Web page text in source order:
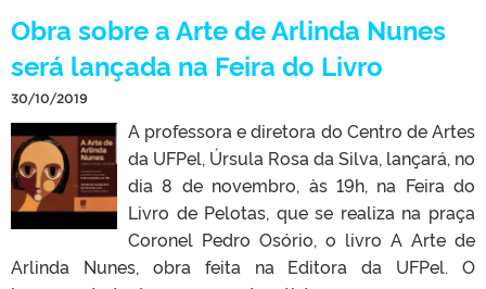
Obra sobre a Arte de Arlinda Nunes
será lançada na Feira do Livro
30/10/2019
A professora e diretora do Centro de Artes
da UFPel, Úrsula Rosa da Silva, lançará, no
dia 8 de novembro, às 19h, na Feira do
Livro de Pelotas, que se realiza na praça
Coronel Pedro Osório, o livro A Arte de
Arlinda Nunes, obra feita na Editora da UFPel. O